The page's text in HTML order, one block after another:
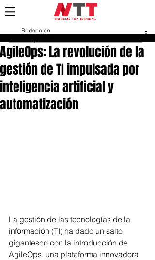
AgileOps: La revolución de la
gestión de TI impulsada por
inteligencia artificial y
automatización
Redacción
La gestión de las tecnologías de la
información (TI) ha dado un salto
gigantesco con la introducción de
AgileOps, una plataforma innovadora